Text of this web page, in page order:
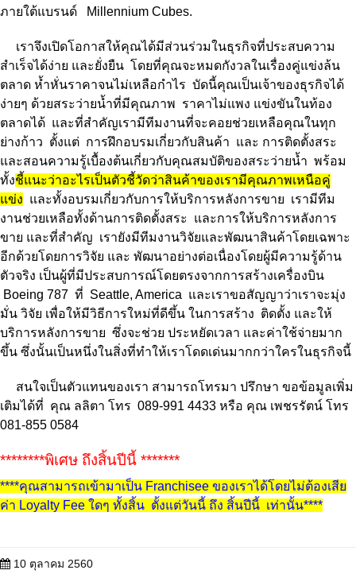
ภายใต้แบรนด์ Millennium Cubes.
เราจึงเปิดโอกาสให้คุณได้มีส่วนร่วมในธุรกิจที่ประสบความ
สำเร็จได้ง่าย และยั่งยืน โดยที่คุณจะหมดกังวลในเรื่องคู่แข่งล้น
ตลาด ห้ำหั่นราคาจนไม่เหลือกำไร บัดนี้คุณเป็นเจ้าของธุรกิจได้
ง่ายๆ ด้วยสระว่ายน้ำที่มีคุณภาพ ราคาไม่แพง แข่งขันในท้อง
ตลาดได้ และที่สำคัญเรามีทีมงานที่จะคอยช่วยเหลือคุณในทุก
ย่างก้าว ตั้งแต่ การฝึกอบรมเกี่ยวกับสินค้า และ การติดตั้งสระ
และสอนความรู้เบื้องต้นเกี่ยวกับคุณสมบัติของสระว่ายน้ำ พร้อม
ทั้งชี้แนะว่าอะไรเป็นตัวชี้วัดว่าสินค้าของเรามีคุณภาพเหนือคู่
แข่ง และทั้งอบรมเกี่ยวกับการให้บริการหลังการขาย เรามีทีม
งานช่วยเหลือทั้งด้านการติดตั้งสระ และการให้บริการหลังการ
ขาย และที่สำคัญ เรายังมีทีมงานวิจัยและพัฒนาสินค้าโดยเฉพาะ
อีกด้วยโดยการวิจัย และ พัฒนาอย่างต่อเนื่องโดยผู้มีความรู้ด้าน
ตัวจริง เป็นผู้ที่มีประสบการณ์โดยตรงจากการสร้างเครื่องบิน
Boeing 787 ที่ Seattle, America และเราขอสัญญาว่าเราจะมุ่ง
มั่น วิจัย เพื่อให้มีวิธีการใหม่ที่ดีขึ้น ในการสร้าง ติดตั้ง และให้
บริการหลังการขาย ซึ่งจะช่วย ประหยัดเวลา และค่าใช้จ่ายมาก
ขึ้น ซึ่งนั้นเป็นหนึ่งในสิ่งที่ทำให้เราโดดเด่นมากกว่าใครในธุรกิจนี้
สนใจเป็นตัวแทนของเรา สามารถโทรมา ปรึกษา ขอข้อมูลเพิ่ม
เติมได้ที่ คุณ ลลิตา โทร 089-991 4433 หรือ คุณ เพชรรัตน์ โทร
081-855 0584
********พิเศษ ถึงสิ้นปีนี้ *******
****คุณสามารถเข้ามาเป็น Franchisee ของเราได้โดยไม่ต้องเสีย
ค่า Loyalty Fee ใดๆ ทั้งสิ้น ตั้งแต่วันนี้ ถึง สิ้นปีนี้ เท่านั้น****
10 ตุลาคม 2560